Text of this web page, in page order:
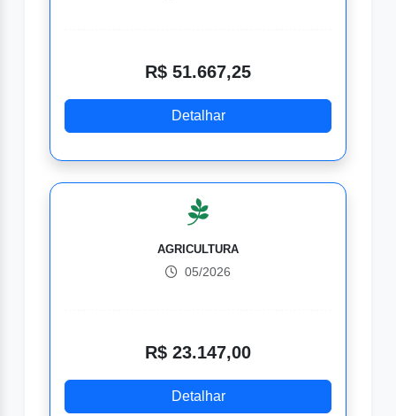
R$ 51.667,25
Detalhar
AGRICULTURA
05/2026
R$ 23.147,00
Detalhar